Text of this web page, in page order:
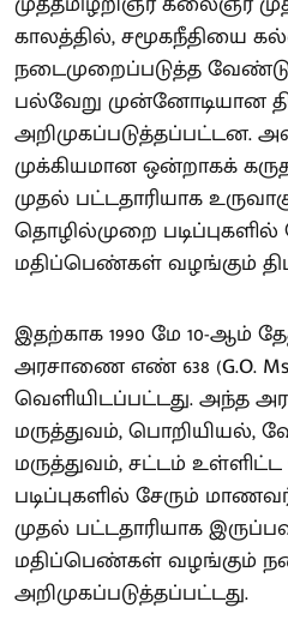
காலத்தில், சமூகநீதியை
நடைமுறைப்படுத்த
பல்வேறு முன்னோடியான
அறிமுகப்படுத்தப்பட்டன.
முக்கியமான ஒன்றாகக்
முதல் பட்டதாரியாக
தொழில்முறை படிப்புகளில்
மதிப்பெண்கள் வழங்கும்
இதற்காக 1990 மே 10-ஆம்
அரசாணை எண் 638 (G.O. Ms.
வெளியிடப்பட்டது. அந்த
மருத்துவம்,
மருத்துவம், சட்டம்
படிப்புகளில் சேரும்
முதல் பட்டதாரியாக
மதிப்பெண்கள் வழங்கும்
அறிமுகப்படுத்தப்பட்டது.